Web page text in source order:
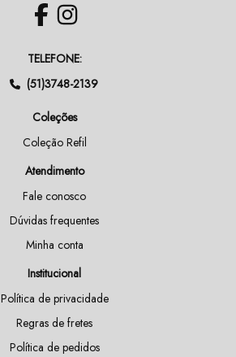
TELEFONE:
(51)3748-2139
Coleções
Coleção Refil
Atendimento
Fale conosco
Dúvidas frequentes
Minha conta
Institucional
Política de privacidade
Regras de fretes
Política de pedidos